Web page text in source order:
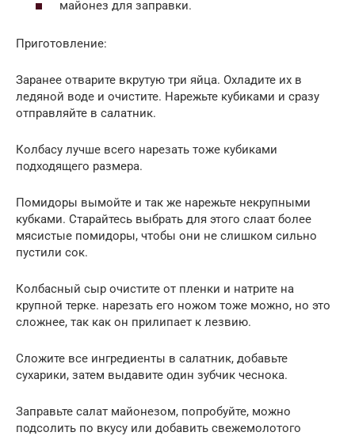
майонез для заправки.
Приготовление:
Заранее отварите вкрутую три яйца. Охладите их в
ледяной воде и очистите. Нарежьте кубиками и сразу
отправляйте в салатник.
Колбасу лучше всего нарезать тоже кубиками
подходящего размера.
Помидоры вымойте и так же нарежьте некрупными
кубками. Старайтесь выбрать для этого слаат более
мясистые помидоры, чтобы они не слишком сильно
пустили сок.
Колбасный сыр очистите от пленки и натрите на
крупной терке. нарезать его ножом тоже можно, но это
сложнее, так как он прилипает к лезвию.
Сложите все ингредиенты в салатник, добавьте
сухарики, затем выдавите один зубчик чеснока.
Заправьте салат майонезом, попробуйте, можно
подсолить по вкусу или добавить свежемолотого